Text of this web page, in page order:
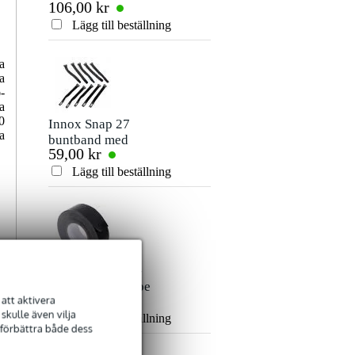
att aktivera
även vilja
både dess
Betyg
Skicka
signalkabel 10
meter
106,00 kr
Lägg till beställning
Innox Snap 27
buntband med
kardborreband
(10st)
59,00 kr
Lägg till beställning
01-BK Gaffa Tape
50 mm x 50 m svart
101,00 kr
Lägg till beställning